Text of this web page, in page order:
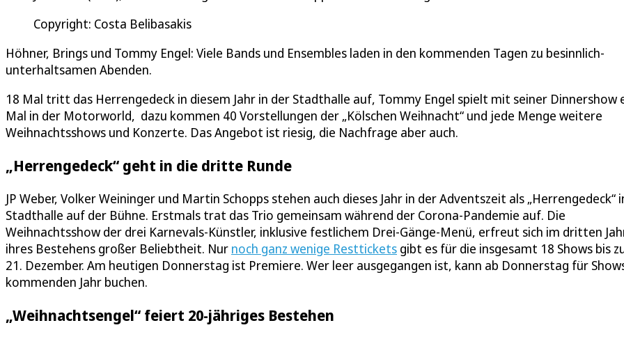
Copyright: Costa Belibasakis
Höhner, Brings und Tommy Engel: Viele Bands und Ensembles laden in den kommenden Tagen zu besinnlich-
unterhaltsamen Abenden.
18 Mal tritt das Herrengedeck in diesem Jahr in der Stadthalle auf, Tommy Engel spielt mit seiner Dinnershow
Mal in der Motorworld, dazu kommen 40 Vorstellungen der „Kölschen Weihnacht“ und jede Menge weitere
Weihnachtsshows und Konzerte. Das Angebot ist riesig, die Nachfrage aber auch.
„Herrengedeck“ geht in die dritte Runde
JP Weber, Volker Weininger und Martin Schopps stehen auch dieses Jahr in der Adventszeit als „Herrengedeck“
Stadthalle auf der Bühne. Erstmals trat das Trio gemeinsam während der Corona-Pandemie auf. Die
Weihnachtsshow der drei Karnevals-Künstler, inklusive festlichem Drei-Gänge-Menü, erfreut sich im dritten
ihres Bestehens großer Beliebtheit. Nur noch ganz wenige Resttickets gibt es für die insgesamt 18 Shows bis
21. Dezember. Am heutigen Donnerstag ist Premiere. Wer leer ausgegangen ist, kann ab Donnerstag für
kommenden Jahr buchen.
„Weihnachtsengel“ feiert 20-jähriges Bestehen